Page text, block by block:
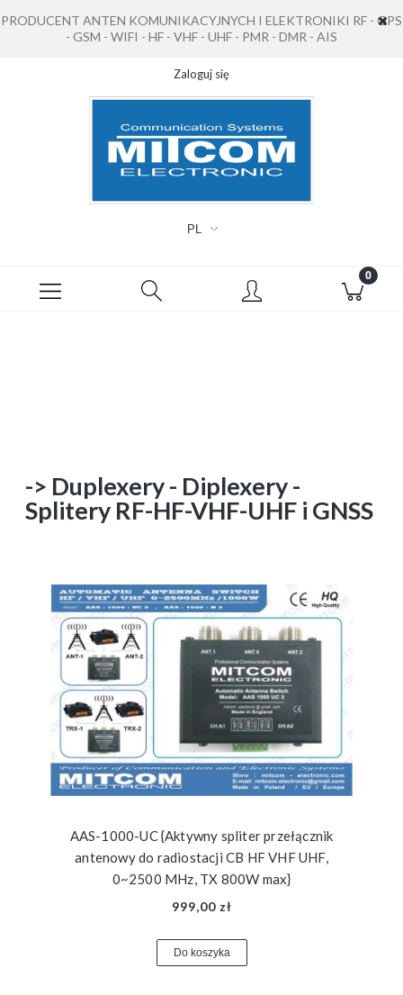
PRODUCENT ANTEN KOMUNIKACYJNYCH I ELEKTRONIKI RF - GPS
- GSM - WIFI - HF - VHF - UHF - PMR - DMR - AIS
Zaloguj się
-> Duplexery - Diplexery -
Splitery RF-HF-VHF-UHF i GNSS
AAS-1000-UC {Aktywny spliter przełącznik
antenowy do radiostacji CB HF VHF UHF,
0~2500 MHz, TX 800W max}
999,00 zł
Do koszyka